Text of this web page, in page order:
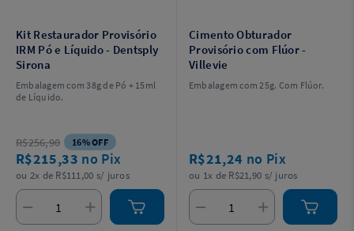
Kit Restaurador Provisório
IRM Pó e Líquido - Dentsply
Sirona
Embalagem com 38g de Pó + 15ml
de Líquido.
R$256,90 16% OFF
R$215,33 no Pix
ou 2x de R$111,00 s/ juros
Cimento Obturador
Provisório com Flúor -
Villevie
Embalagem com 25g. Com Flúor.
R$21,24 no Pix
ou 1x de R$21,90 s/ juros